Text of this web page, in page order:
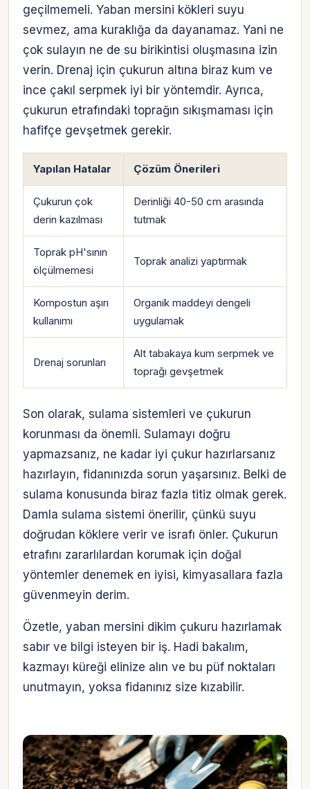
geçilmemeli. Yaban mersini kökleri suyu
sevmez, ama kuraklığa da dayanamaz. Yani ne
çok sulayın ne de su birikintisi oluşmasına izin
verin. Drenaj için çukurun altına biraz kum ve
ince çakıl serpmek iyi bir yöntemdir. Ayrıca,
çukurun etrafındaki toprağın sıkışmaması için
hafifçe gevşetmek gerekir.
Yapılan Hatalar Çözüm Önerileri
Çukurun çok
derin kazılması
Derinliği 40-50 cm arasında
tutmak
Toprak pH'sının
ölçülmemesi
Toprak analizi yaptırmak
Kompostun aşırı
kullanımı
Organik maddeyi dengeli
uygulamak
Drenaj sorunları
Alt tabakaya kum serpmek ve
toprağı gevşetmek
Son olarak, sulama sistemleri ve çukurun
korunması da önemli. Sulamayı doğru
yapmazsanız, ne kadar iyi çukur hazırlarsanız
hazırlayın, fidanınızda sorun yaşarsınız. Belki de
sulama konusunda biraz fazla titiz olmak gerek.
Damla sulama sistemi önerilir, çünkü suyu
doğrudan köklere verir ve israfı önler. Çukurun
etrafını zararlılardan korumak için doğal
yöntemler denemek en iyisi, kimyasallara fazla
güvenmeyin derim.
Özetle, yaban mersini dikim çukuru hazırlamak
sabır ve bilgi isteyen bir iş. Hadi bakalım,
kazmayı küreği elinize alın ve bu püf noktaları
unutmayın, yoksa fidanınız size kızabilir.